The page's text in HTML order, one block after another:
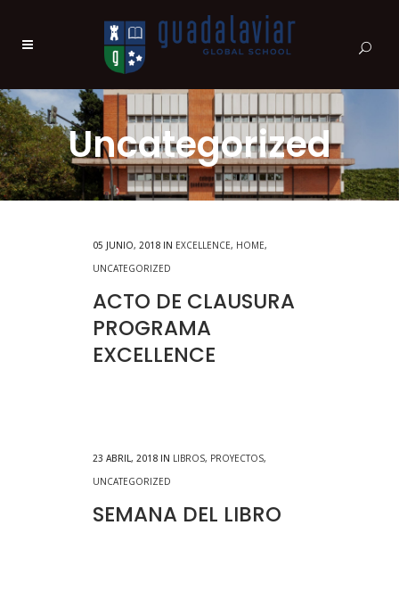
Uncategorized
05 JUNIO, 2018 IN EXCELLENCE, HOME,
UNCATEGORIZED
ACTO DE CLAUSURA
PROGRAMA
EXCELLENCE
23 ABRIL, 2018 IN LIBROS, PROYECTOS,
UNCATEGORIZED
SEMANA DEL LIBRO